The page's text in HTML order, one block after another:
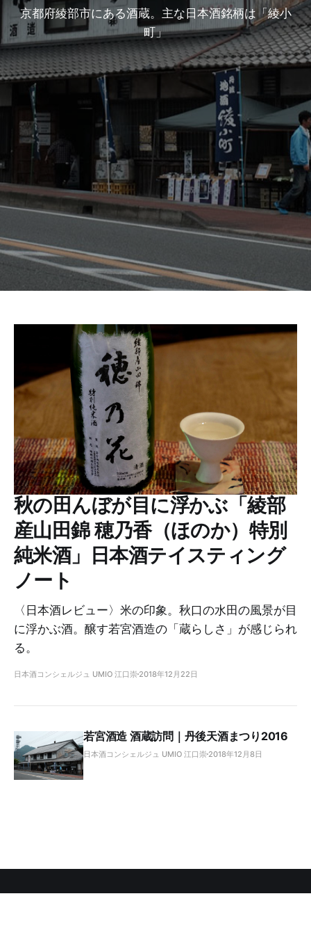
京都府綾部市にある酒蔵。主な日本酒銘柄は「綾小
町」
秋の田んぼが目に浮かぶ「綾部
産山田錦 穂乃香（ほのか）特別
純米酒」日本酒テイスティング
ノート
〈日本酒レビュー〉米の印象。秋口の水田の風景が目
に浮かぶ酒。醸す若宮酒造の「蔵らしさ」が感じられ
る。
日本酒コンシェルジュ UMIO 江口崇 2018年12月22日
若宮酒造 酒蔵訪問｜丹後天酒まつり2016
日本酒コンシェルジュ UMIO 江口崇 2018年12月8日